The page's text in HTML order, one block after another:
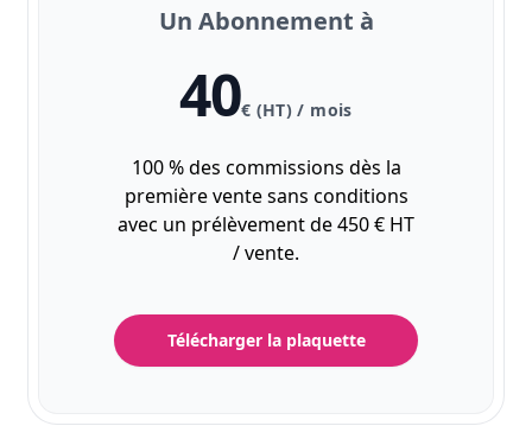
Un Abonnement à
40€ (HT) / mois
100 % des commissions dès la
première vente sans conditions
avec un prélèvement de 450 € HT
/ vente.
Télécharger la plaquette